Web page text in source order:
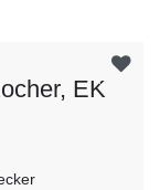
EK